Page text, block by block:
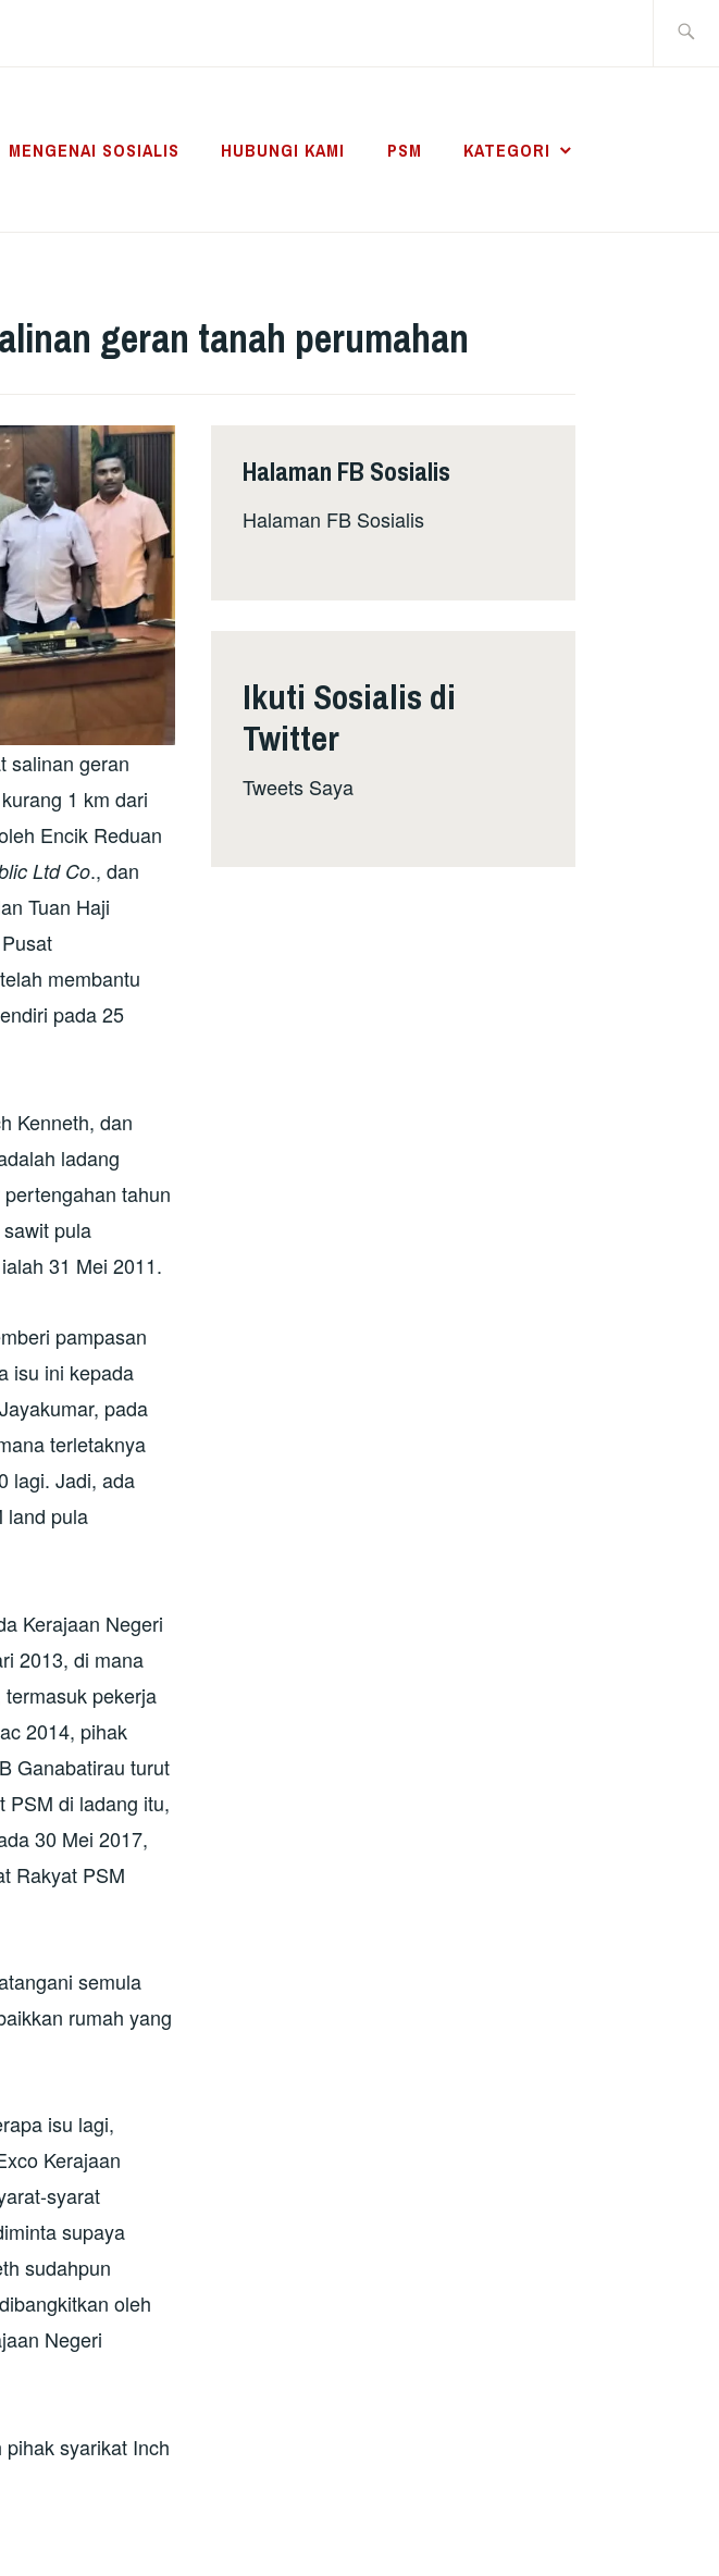
MENGENAI SOSIALIS HUBUNGI KAMI PSM KATEGORI
geran tanah perumahan
salinan geran
1 km dari
Encik Reduan
Ltd Co., dan
Tuan Haji
telah membantu
pada 25
Kenneth, dan
ladang
tahun
pula
31 Mei 2011.
pampasan
isu ini kepada
pada
terletaknya
lagi. Jadi, ada
land pula
Kerajaan Negeri
2013, di mana
pekerja
2014, pihak
Ganabatirau turut
PSM di ladang itu,
30 Mei 2017,
Rakyat PSM
semula
rumah yang
isu lagi,
Kerajaan
syarat
supaya
sudahpun
oleh
Negeri
syarikat Inch
Halaman FB Sosialis
Halaman FB Sosialis
Ikuti Sosialis di
Twitter
Tweets Saya